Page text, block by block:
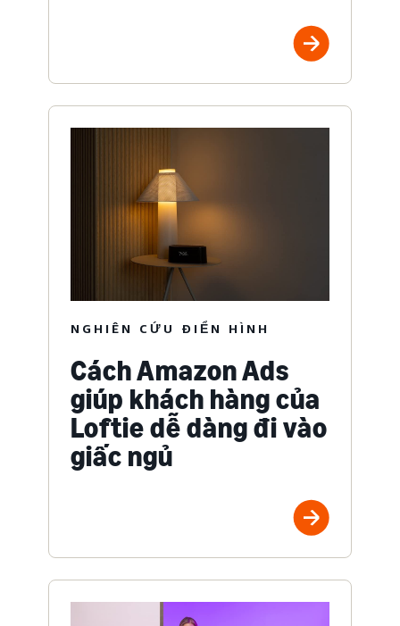
NGHIÊN CỨU ĐIỂN HÌNH
Cách Amazon Ads
giúp khách hàng của
Loftie dễ dàng đi vào
giấc ngủ